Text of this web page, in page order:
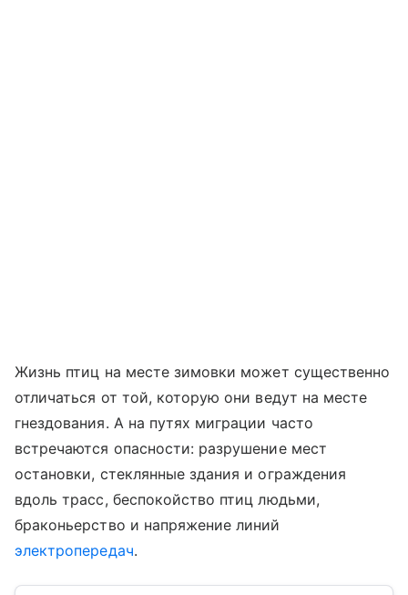
Жизнь птиц на месте зимовки может существенно
отличаться от той, которую они ведут на месте
гнездования. А на путях миграции часто
встречаются опасности: разрушение мест
остановки, стеклянные здания и ограждения
вдоль трасс, беспокойство птиц людьми,
браконьерство и напряжение линий
электропередач.